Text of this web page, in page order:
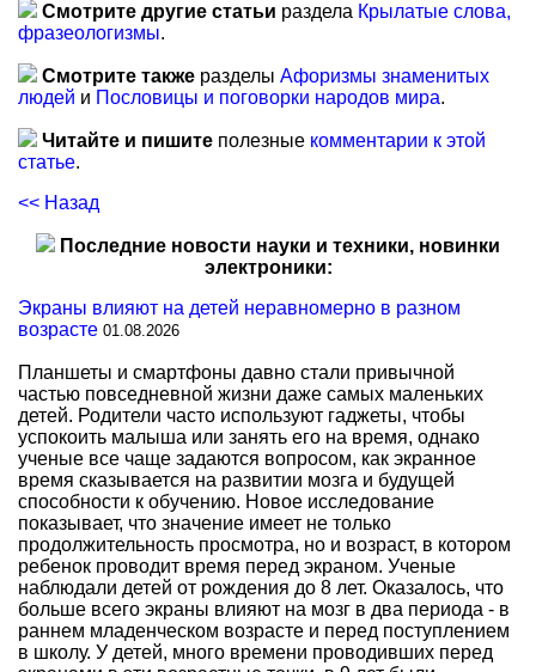
Смотрите другие статьи раздела Крылатые слова,
фразеологизмы.
Смотрите также разделы Афоризмы знаменитых
людей и Пословицы и поговорки народов мира.
Читайте и пишите полезные комментарии к этой
статье.
<< Назад
Последние новости науки и техники, новинки
электроники:
Экраны влияют на детей неравномерно в разном
возрасте 01.08.2026
Планшеты и смартфоны давно стали привычной
частью повседневной жизни даже самых маленьких
детей. Родители часто используют гаджеты, чтобы
успокоить малыша или занять его на время, однако
ученые все чаще задаются вопросом, как экранное
время сказывается на развитии мозга и будущей
способности к обучению. Новое исследование
показывает, что значение имеет не только
продолжительность просмотра, но и возраст, в котором
ребенок проводит время перед экраном. Ученые
наблюдали детей от рождения до 8 лет. Оказалось, что
больше всего экраны влияют на мозг в два периода - в
раннем младенческом возрасте и перед поступлением
в школу. У детей, много времени проводивших перед